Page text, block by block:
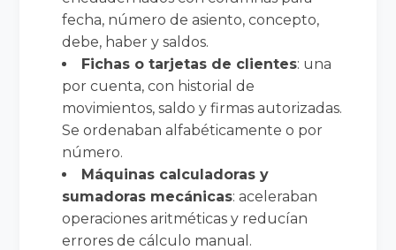
fecha, número de asiento, concepto,
debe, haber y saldos.
Fichas o tarjetas de clientes: una
por cuenta, con historial de
movimientos, saldo y firmas autorizadas.
Se ordenaban alfabéticamente o por
número.
Máquinas calculadoras y
sumadoras mecánicas: aceleraban
operaciones aritméticas y reducían
errores de cálculo manual.